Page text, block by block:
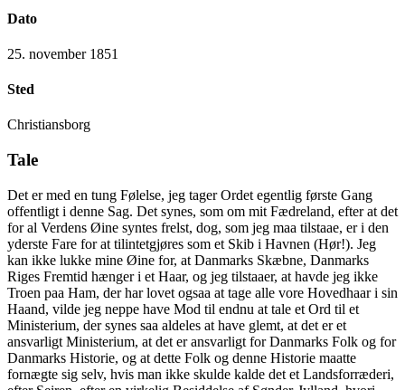
Dato
25. november 1851
Sted
Christiansborg
Tale
Det er med en tung Følelse, jeg tager Ordet egentlig første Gang
offentligt i denne Sag. Det synes, som om mit Fædreland, efter at det
for al Verdens Øine syntes frelst, dog, som jeg maa tilstaae, er i den
yderste Fare for at tilintetgjøres som et Skib i Havnen (Hør!). Jeg
kan ikke lukke mine Øine for, at Danmarks Skæbne, Danmarks
Riges Fremtid hænger i et Haar, og jeg tilstaaer, at havde jeg ikke
Troen paa Ham, der har lovet ogsaa at tage alle vore Hovedhaar i sin
Haand, vilde jeg neppe have Mod til endnu at tale et Ord til et
Ministerium, der synes saa aldeles at have glemt, at det er et
ansvarligt Ministerium, at det er ansvarligt for Danmarks Folk og for
Danmarks Historie, og at dette Folk og denne Historie maatte
fornægte sig selv, hvis man ikke skulde kalde det et Landsforræderi,